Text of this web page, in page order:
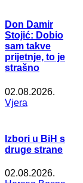
Don Damir
Stojić: Dobio
sam takve
prijetnje, to je
strašno
02.08.2026.
Vjera
Izbori u BiH s
druge strane
02.08.2026.